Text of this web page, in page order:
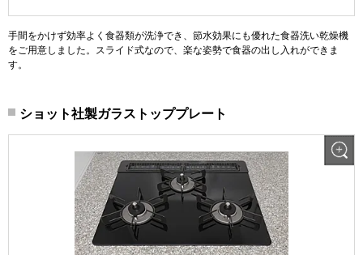
手間をかけず効率よく食器類が洗浄でき、節水効果にも優れた食器洗い乾燥機
をご用意しました。スライド式なので、楽な姿勢で食器の出し入れができま
す。
ショット社製ガラストッププレート